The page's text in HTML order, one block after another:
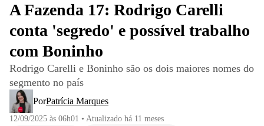
A Fazenda 17: Rodrigo Carelli
conta 'segredo' e possível trabalho
com Boninho
Rodrigo Carelli e Boninho são os dois maiores nomes do
segmento no país
PorPatrícia Marques
12/09/2025 às 06h01 • Atualizado há 11 meses